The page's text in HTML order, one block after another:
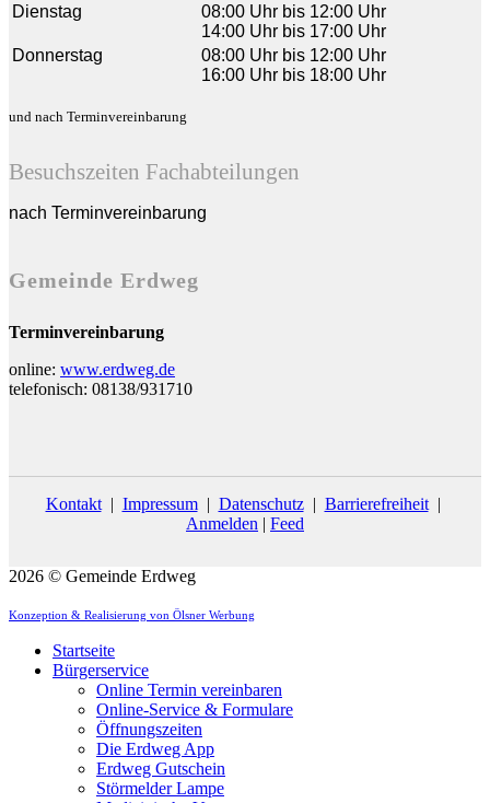
Dienstag
08:00 Uhr bis 12:00 Uhr
14:00 Uhr bis 17:00 Uhr
Donnerstag
08:00 Uhr bis 12:00 Uhr
16:00 Uhr bis 18:00 Uhr
und nach Terminvereinbarung
Besuchszeiten Fachabteilungen
nach Terminvereinbarung
Gemeinde Erdweg
Terminvereinbarung
online: www.erdweg.de
telefonisch: 08138/931710
Kontakt| Impressum| Datenschutz| Barrierefreiheit|
Anmelden | Feed
2026 © Gemeinde Erdweg
Konzeption & Realisierung von Ölsner Werbung
Startseite
Bürgerservice
Online Termin vereinbaren
Online-Service & Formulare
Öffnungszeiten
Die Erdweg App
Erdweg Gutschein
Störmelder Lampe